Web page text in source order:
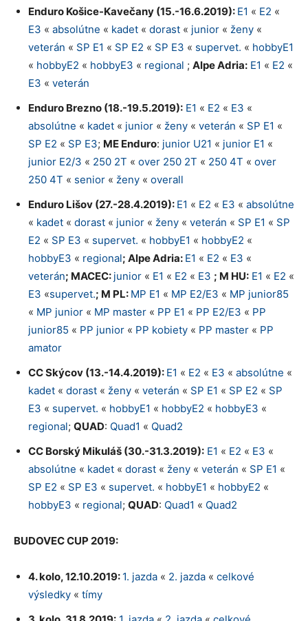
Enduro Košice-Kavečany (15.-16.6.2019): E1 « E2 «
E3 « absolútne « kadet « dorast « junior « ženy «
veterán « SP E1 « SP E2 « SP E3 « supervet. « hobbyE1
« hobbyE2 « hobbyE3 « regional ; Alpe Adria: E1 « E2 «
E3 « veterán
Enduro Brezno (18.-19.5.2019): E1 « E2 « E3 «
absolútne « kadet « junior « ženy « veterán « SP E1 «
SP E2 « SP E3; ME Enduro: junior U21 « junior E1 «
junior E2/3 « 250 2T « over 250 2T « 250 4T « over
250 4T « senior « ženy « overall
Enduro Lišov (27.-28.4.2019): E1 « E2 « E3 « absolútne
« kadet « dorast « junior « ženy « veterán « SP E1 « SP
E2 « SP E3 « supervet. « hobbyE1 « hobbyE2 «
hobbyE3 « regional; Alpe Adria: E1 « E2 « E3 «
veterán; MACEC: junior « E1 « E2 « E3 ; M HU: E1 « E2 «
E3 «supervet.; M PL: MP E1 « MP E2/E3 « MP junior85
« MP junior « MP master « PP E1 « PP E2/E3 « PP
junior85 « PP junior « PP kobiety « PP master « PP
amator
CC Skýcov (13.-14.4.2019): E1 « E2 « E3 « absolútne «
kadet « dorast « ženy « veterán « SP E1 « SP E2 « SP
E3 « supervet. « hobbyE1 « hobbyE2 « hobbyE3 «
regional; QUAD: Quad1 « Quad2
CC Borský Mikuláš (30.-31.3.2019): E1 « E2 « E3 «
absolútne « kadet « dorast « ženy « veterán « SP E1 «
SP E2 « SP E3 « supervet. « hobbyE1 « hobbyE2 «
hobbyE3 « regional; QUAD: Quad1 « Quad2
BUDOVEC CUP 2019:
4. kolo, 12.10.2019: 1. jazda « 2. jazda « celkové
výsledky « tímy